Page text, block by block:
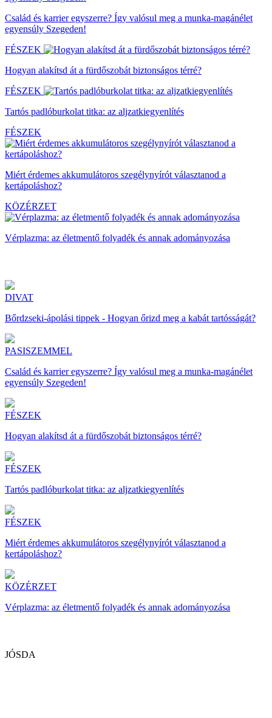
Család és karrier egyszerre? Így valósul meg a munka-magánélet
egyensúly Szegeden!
FÉSZEK
Hogyan alakítsd át a fürdőszobát biztonságos térré?
FÉSZEK
Tartós padlóburkolat titka: az aljzatkiegyenlítés
FÉSZEK
Miért érdemes akkumulátoros szegélynyírót választanod a
kertápoláshoz?
KÖZÉRZET
Vérplazma: az életmentő folyadék és annak adományozása
DIVAT
Bőrdzseki-ápolási tippek - Hogyan őrizd meg a kabát tartósságát?
PASISZEMMEL
Család és karrier egyszerre? Így valósul meg a munka-magánélet
egyensúly Szegeden!
FÉSZEK
Hogyan alakítsd át a fürdőszobát biztonságos térré?
FÉSZEK
Tartós padlóburkolat titka: az aljzatkiegyenlítés
FÉSZEK
Miért érdemes akkumulátoros szegélynyírót választanod a
kertápoláshoz?
KÖZÉRZET
Vérplazma: az életmentő folyadék és annak adományozása
JÓSDA